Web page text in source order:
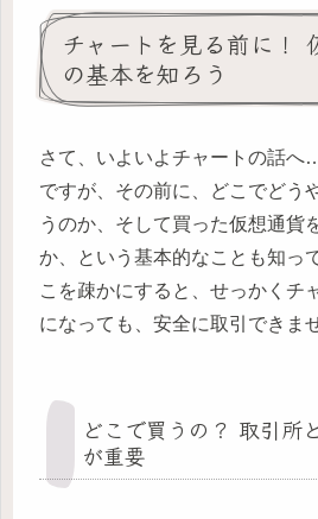
チャートを見る前に！
の基本を知ろう
さて、いよいよチャートの話へ
ですが、その前に、どこでどう
うのか、そして買った仮想通貨
か、という基本的なことも知っ
こを疎かにすると、せっかくチ
になっても、安全に取引できま
どこで買うの？ 取引所
が重要